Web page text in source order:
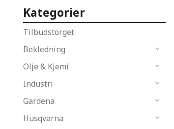
Kategorier
Tilbudstorget
Bekledning
Olje & Kjemi
Industri
Gardena
Husqvarna